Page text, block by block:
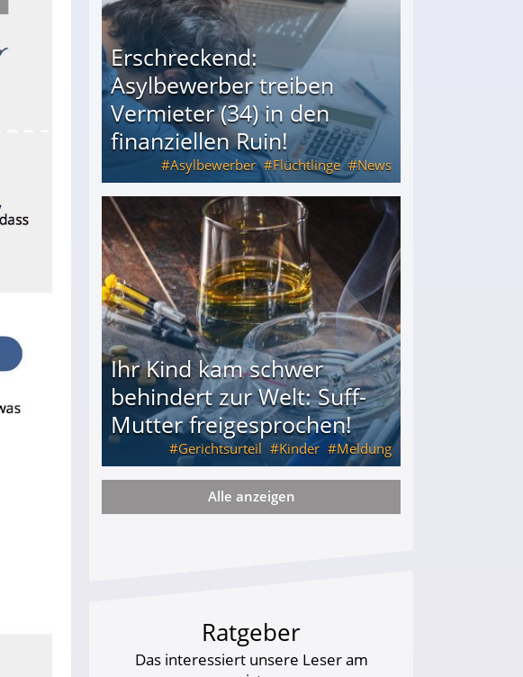
Erschreckend:
Asylbewerber treiben
Vermieter (34) in den
finanziellen Ruin!
Asylbewerber Flüchtlinge News
Vermieter (34) in den finanziellen Ruin!
Ihr Kind kam schwer
behindert zur Welt: Suff-
Mutter freigesprochen!
Gerichtsurteil Kinder Meldung
zur Welt: Suff-Mutter freigesprochen!
Alle anzeigen
Ratgeber
Das interessiert unsere Leser am